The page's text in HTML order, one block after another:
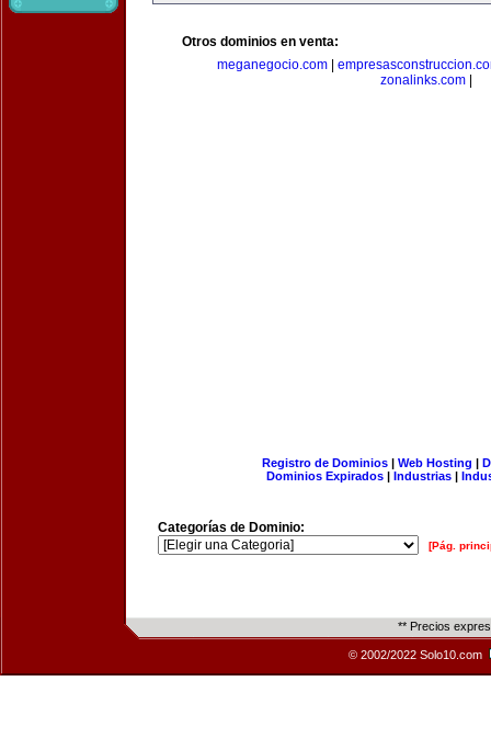
Otros dominios en venta:
meganegocio.com|
zonalinks.com
Registro de Dominios| Web Hosting |
Dominios Expirados | Industrias |
Categorías de Dominio:
[Pág.
** Precios
© 2002/2022 Solo10.com